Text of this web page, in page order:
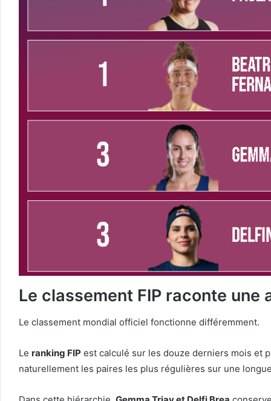
Le classement FIP raconte une
Le classement mondial officiel fonctionne différemment.
Le ranking FIP est calculé sur les douze derniers mois et
naturellement les paires les plus régulières sur une